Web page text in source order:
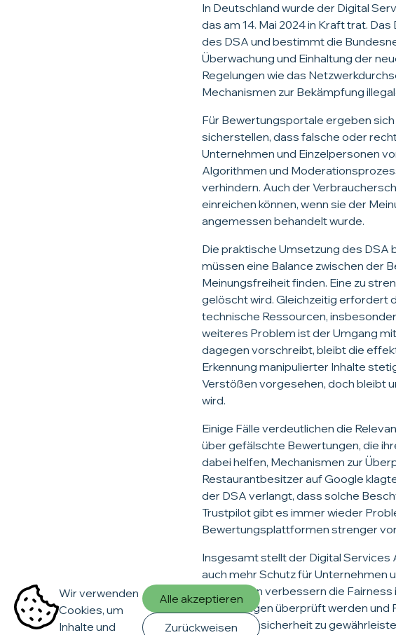
In Deutschland wurde der Digital
das am 14. Mai 2024 in Kraft trat.
des DSA und bestimmt die
Überwachung und Einhaltung der
Regelungen wie das
Mechanismen zur Bekämpfung
Für Bewertungsportale ergeben
sicherstellen, dass falsche oder
Unternehmen und Einzelpersonen
Algorithmen und
verhindern. Auch der
einreichen können, wenn sie der
angemessen behandelt wurde.
Die praktische Umsetzung des DSA
müssen eine Balance zwischen der
Meinungsfreiheit finden. Eine zu
gelöscht wird. Gleichzeitig erfordert
technische Ressourcen,
weiteres Problem ist der Umgang
dagegen vorschreibt, bleibt die
Erkennung manipulierter Inhalte
Verstößen vorgesehen, doch bleibt
wird.
Einige Fälle verdeutlichen die
über gefälschte Bewertungen, die
dabei helfen, Mechanismen zur
Restaurantbesitzer auf Google
der DSA verlangt, dass solche
Trustpilot gibt es immer wieder
Bewertungsplattformen strenger
Insgesamt stellt der Digital
auch mehr Schutz für Unternehmen
Moderation verbessern die
Bewertungen überprüft werden
und Rechtssicherheit zu
Wir verwenden
Cookies, um
Inhalte und
Alle akzeptieren
Zurückweisen